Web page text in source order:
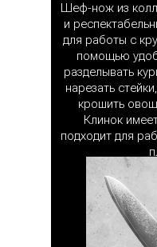
Шеф-нож из
и
для работы с
помощью
разделывать
нарезать
крошить
Клинок
подходит для